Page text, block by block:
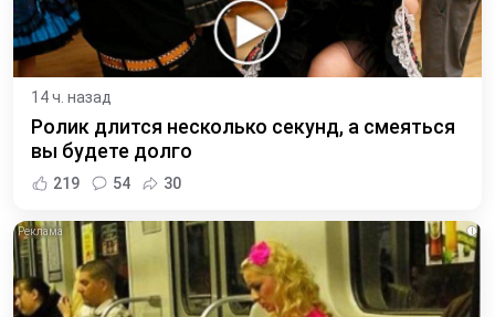
14 ч. назад
Ролик длится несколько секунд, а смеяться
вы будете долго
219 54 30
i